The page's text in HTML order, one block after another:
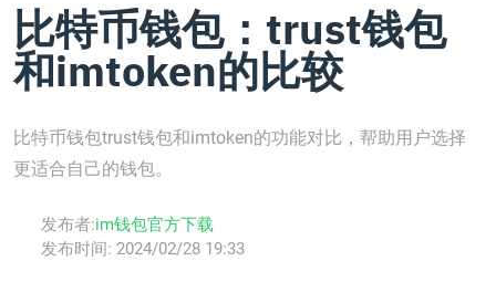
比特币钱包：trust钱包
和imtoken的比较
比特币钱包trust钱包和imtoken的功能对比，帮助用户选择
更适合自己的钱包。
发布者:im钱包官方下载
发布时间: 2024/02/28 19:33